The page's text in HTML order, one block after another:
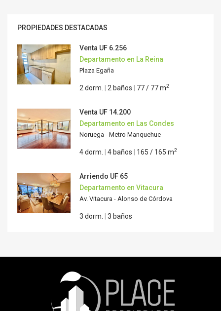
PROPIEDADES DESTACADAS
Venta UF 6.256
Departamento en La Reina
Plaza Egaña
2 dorm. 2 baños 77 / 77 m2
Venta UF 14.200
Departamento en Las Condes
Noruega - Metro Manquehue
4 dorm. 4 baños 165 / 165 m2
Arriendo UF 65
Departamento en Vitacura
Av. Vitacura - Alonso de Córdova
3 dorm. 3 baños